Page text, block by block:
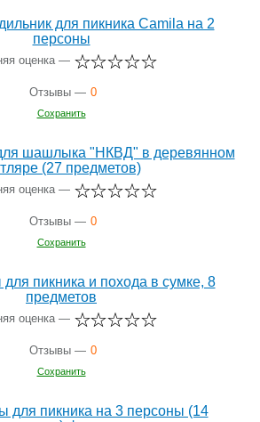
для пикника Camila на 2
персоны
оценка —
Отзывы — 0
Сохранить
шашлыка "НКВД" в деревянном
(27 предметов)
оценка —
Отзывы — 0
Сохранить
пикника и похода в сумке, 8
предметов
оценка —
Отзывы — 0
Сохранить
для пикника на 3 персоны (14